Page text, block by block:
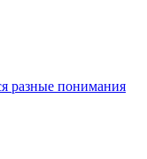
разные понимания